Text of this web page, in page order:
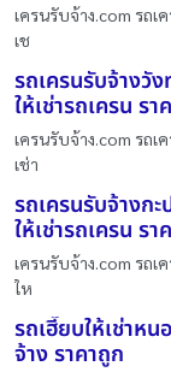
เครนรับจ้าง.com รถเ
เช
รถเครนรับจ้างวั
ให้เช่ารถเครน รา
เครนรับจ้าง.com รถเ
เช่า
รถเครนรับจ้างกะ
ให้เช่ารถเครน รา
เครนรับจ้าง.com รถเ
ให
รถเฮี๊ยบให้เช่าห
จ้าง ราคาถูก